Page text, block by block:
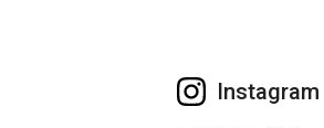
Instagram